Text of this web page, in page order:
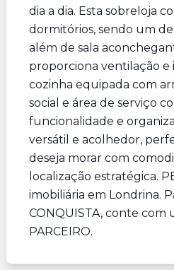
dia a dia. Esta sobreloja
dormitórios, sendo um
além de sala
proporciona ventilação
cozinha equipada com
social e área de serviço
funcionalidade e
versátil e acolhedor,
deseja morar com
localização estratégica.
imobiliária em Londrina.
CONQUISTA, conte com
PARCEIRO.